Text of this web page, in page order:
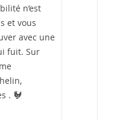
n’est
et vous
avec une
fuit. Sur
. 🐓